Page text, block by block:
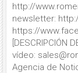
http://
newsletter:
https://
[DESCRIPCIÓN
vídeo:
Agencia de